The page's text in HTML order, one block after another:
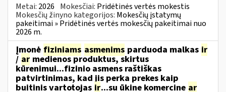
Metai: 2026 Mokesčiai: Pridėtinės vertės mokestis
Mokesčių žinyno kategorijos: Mokesčių įstatymų
pakeitimai » Pridėtinės vertės mokesčių pakeitimai nuo
2026 m.
Įmonė fiziniams asmenims parduoda malkas ir
/ ar medienos produktus, skirtus
kūrenimui...fizinio asmens raštiškas
patvirtinimas, kad jis perka prekes kaip
buitinis vartotojas ir...su ūkine komercine ar